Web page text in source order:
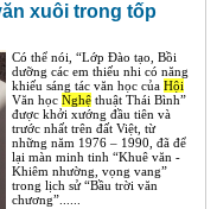
xuôi trong tốp
Có thể nói, “Lớp Đào tạo, Bồi
dưỡng các em thiếu nhi có năng
khiếu sáng tác văn học của Hội
Văn học Nghệthuật Thái Bình”
được khởi xướng đầu tiên và
trước nhất trên đất Việt, từ
những năm 1976 – 1990, đã để
lại màn minh tinh “Khuê văn -
Khiêm nhường, vọng vang”
trong lịch sử “Bầu trời văn
chương”......